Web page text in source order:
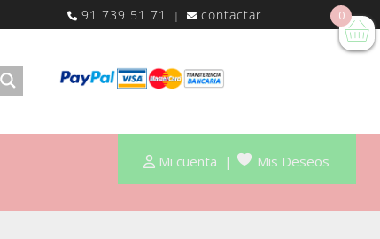
91 739 51 71 | contactar
Mi cuenta | Mis Deseos
0